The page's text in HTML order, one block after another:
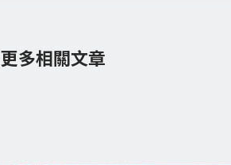
更多相關文章